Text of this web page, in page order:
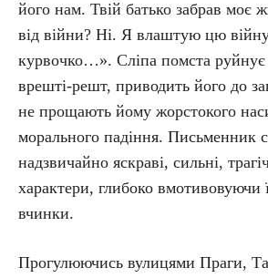
його нам. Твій батько забрав моє
від війни? Ні. Я влаштую цю
курвочко…». Сліпа помста руйнує
врешті-решт, приводить його до
не прощають йому жорстокого
морального падіння. Письменник
надзвичайно яскраві, сильні,
характери, глибоко вмотивовуючи
вчинки.
Прогулюючись вулицями Праги,